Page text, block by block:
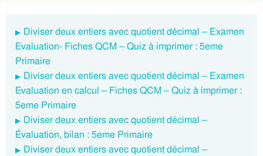
Diviser deux entiers avec quotient décimal – Examen
Evaluation- Fiches QCM – Quiz à imprimer : 5eme
Primaire
Diviser deux entiers avec quotient décimal – Examen
Evaluation en calcul – Fiches QCM – Quiz à imprimer :
5eme Primaire
Diviser deux entiers avec quotient décimal –
Évaluation, bilan : 5eme Primaire
Diviser deux entiers avec quotient décimal –